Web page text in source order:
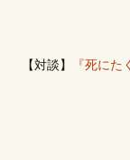
【対談】
『死に